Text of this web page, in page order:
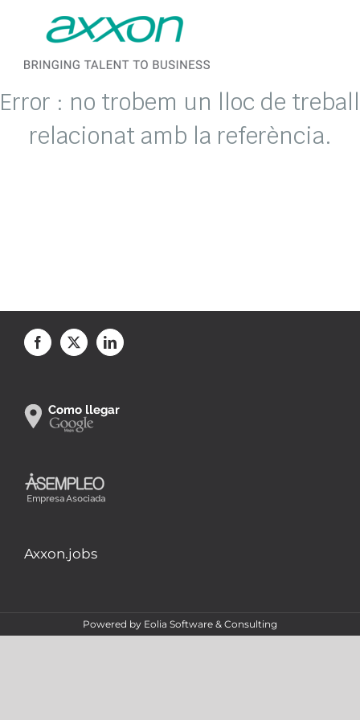
Error : no trobem un lloc de treball
relacionat amb la referència.
Axxon.jobs
Powered by Eolia Software & Consulting